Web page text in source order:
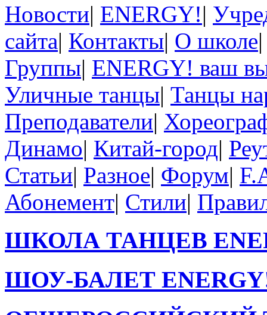
Новости| ENERGY!|
сайта| Контакты| О школе
Группы| ENERGY! ваш
Уличные танцы| Танцы
Преподаватели|
Динамо| Китай-город|
Статьи| Разное| Форум|
Абонемент| Стили|
ШКОЛА ТАНЦЕВ
ШОУ-БАЛЕТ